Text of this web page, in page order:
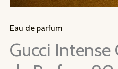
Eau de parfum
Gucci Intense